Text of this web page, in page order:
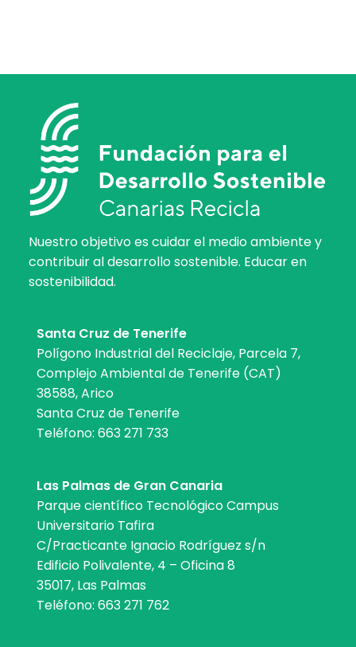
Nuestro objetivo es cuidar el medio ambiente y
contribuir al desarrollo sostenible. Educar en
sostenibilidad.
Santa Cruz de Tenerife
Polígono Industrial del Reciclaje, Parcela 7,
Complejo Ambiental de Tenerife (CAT)
38588, Arico
Santa Cruz de Tenerife
Teléfono: 663 271 733
Las Palmas de Gran Canaria
Parque científico Tecnológico Campus
Universitario Tafira
C/Practicante Ignacio Rodríguez s/n
Edificio Polivalente, 4 – Oficina 8
35017, Las Palmas
Teléfono: 663 271 762